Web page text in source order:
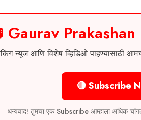
Gaurav Prakashan
न्यूज आणि विशेष व्हिडिओ
🔴 Subscribe
धन्यवाद! तुमचा एक Subscribe आम्हाला अधिक